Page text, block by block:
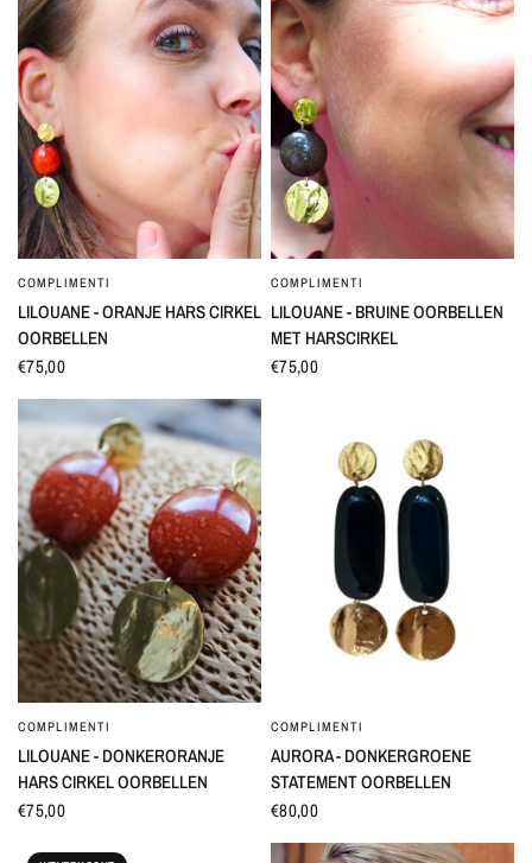
SNEL BEKIJKEN
COMPLIMENTI
LILOUANE - ORANJE HARS CIRKEL
OORBELLEN
€75,00
SNEL BEKIJKEN
COMPLIMENTI
LILOUANE - BRUINE OORBELLEN
MET HARSCIRKEL
€75,00
SNEL BEKIJKEN
COMPLIMENTI
LILOUANE - DONKERORANJE
HARS CIRKEL OORBELLEN
€75,00
SNEL BEKIJKEN
COMPLIMENTI
AURORA - DONKERGROENE
STATEMENT OORBELLEN
€80,00